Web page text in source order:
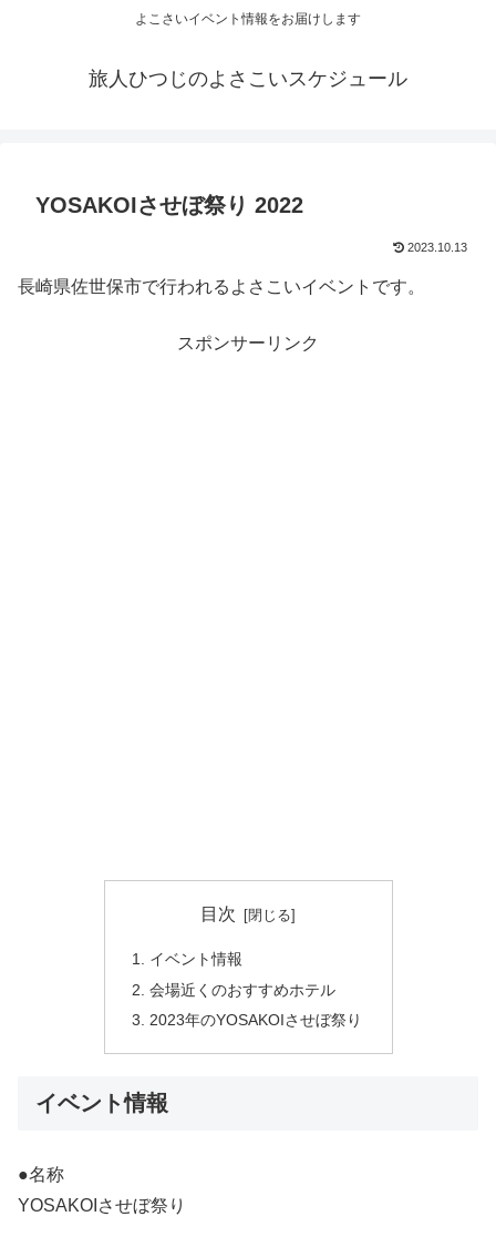
よこさいイベント情報をお届けします
旅人ひつじのよさこいスケジュール
YOSAKOIさせぼ祭り 2022
2023.10.13
長崎県佐世保市で行われるよさこいイベントです。
スポンサーリンク
目次
イベント情報
会場近くのおすすめホテル
2023年のYOSAKOIさせぼ祭り
イベント情報
●名称
YOSAKOIさせぼ祭り